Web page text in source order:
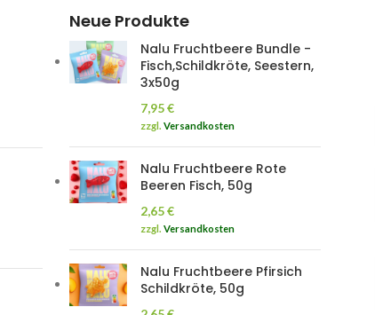
Neue Produkte
Nalu Fruchtbeere Bundle -
Fisch,Schildkröte, Seestern,
3x50g
7,95€
zzgl. Versandkosten
Nalu Fruchtbeere Rote
Beeren Fisch, 50g
2,65€
zzgl. Versandkosten
Nalu Fruchtbeere Pfirsich
Schildkröte, 50g